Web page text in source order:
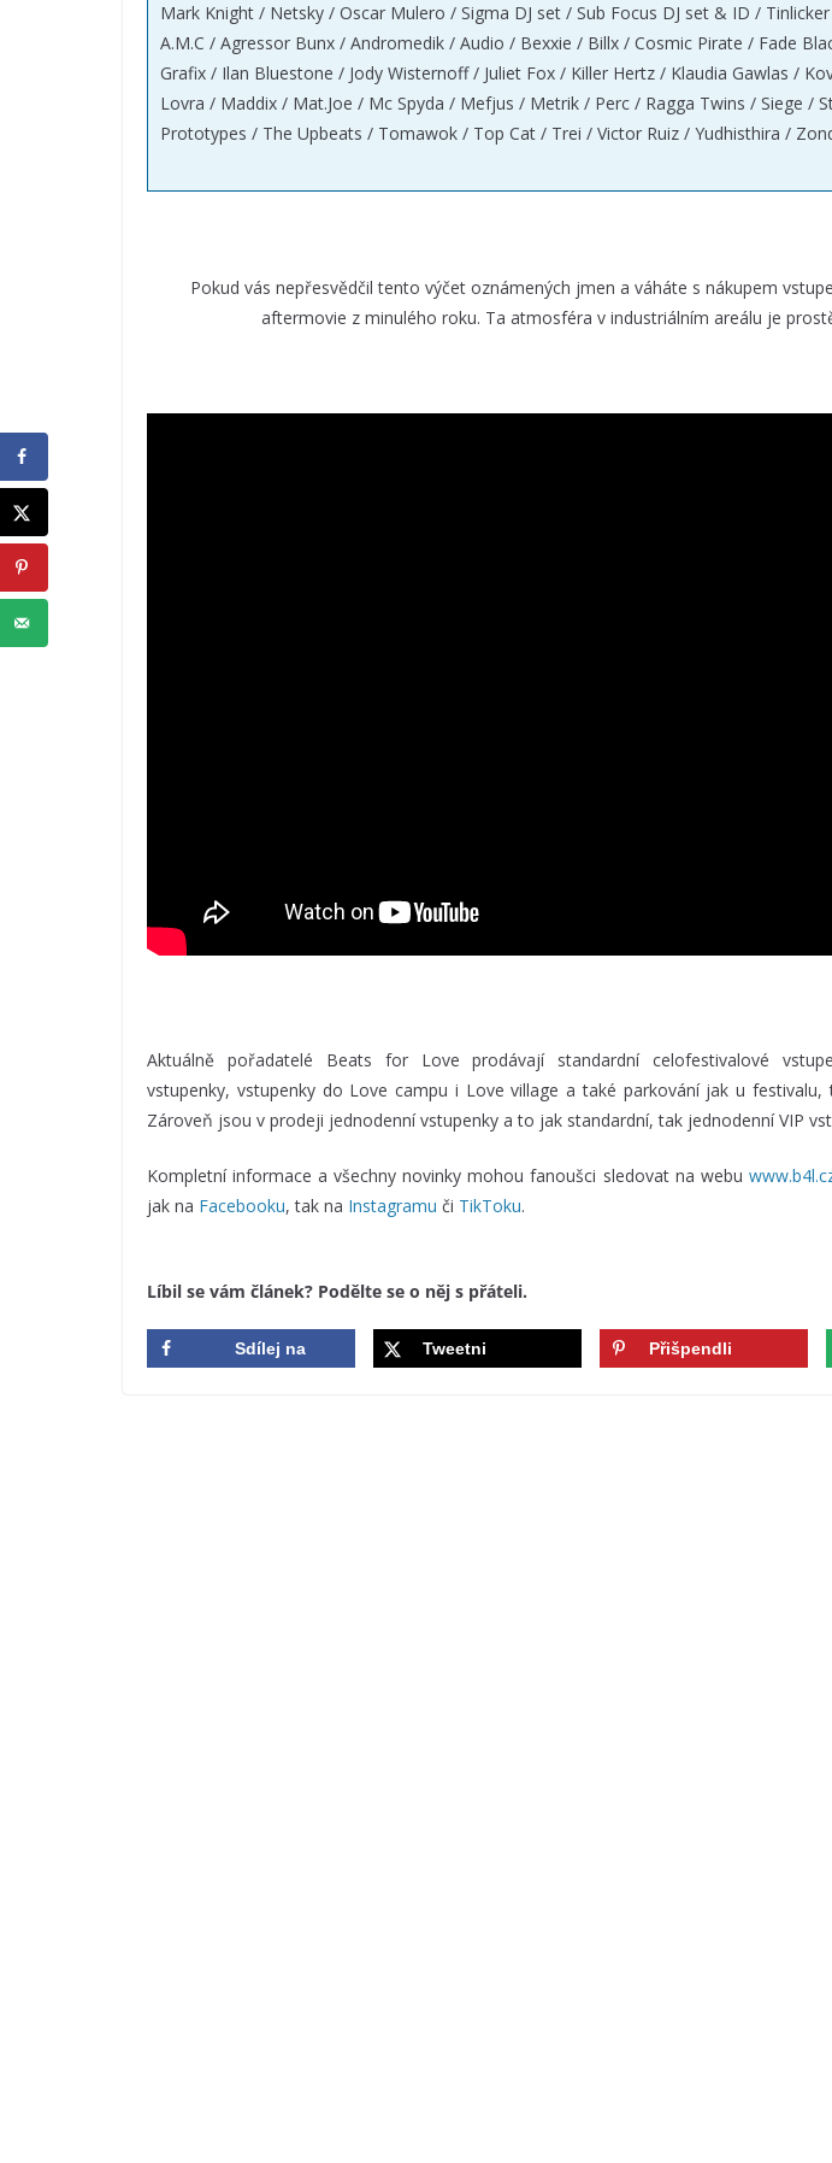
Mark Knight / Netsky / Oscar Mulero / Sigma DJ set / Sub Focus DJ set & ID /
A.M.C / Agressor Bunx / Andromedik / Audio / Bexxie / Billx / Cosmic Pirate / Fade
Grafix / Ilan Bluestone / Jody Wisternoff / Juliet Fox / Killer Hertz / Klaudia Gawlas /
Lovra / Maddix / Mat.Joe / Mc Spyda / Mefjus / Metrik / Perc / Ragga Twins / Siege /
Prototypes / The Upbeats / Tomawok / Top Cat / Trei / Victor Ruiz / Yudhisthira /
Pokud vás nepřesvědčil tento výčet oznámených jmen a váháte s nákupem
aftermovie z minulého roku. Ta atmosféra v industriálním areálu je
Aktuálně pořadatelé Beats for Love prodávají standardní celofestivalové
vstupenky, vstupenky do Love campu i Love village a také parkování jak u festivalu,
Zároveň jsou v prodeji jednodenní vstupenky a to jak standardní, tak jednodenní VIP
Kompletní informace a všechny novinky mohou fanoušci sledovat na webu
jak na Facebooku, tak na Instagramu či TikToku.
Líbil se vám článek? Podělte se o něj s přáteli.
Sdílej na
Tweetni Přišpendli